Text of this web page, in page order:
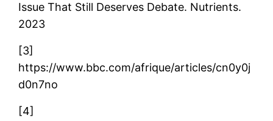
Issue That Still Deserves Debate. Nutrients.
2023
[3]
https://www.bbc.com/afrique/articles/cn0y0j
d0n7no
[4]